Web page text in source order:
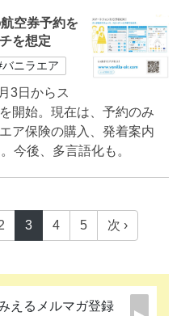
空券予約を
を想定
バニラエア
3日からス
開始。現在は、予約のみ
ア保険の購入、発着案内
今後、多言語化も。
3 4 5 次 ›
えるメルマガ登録